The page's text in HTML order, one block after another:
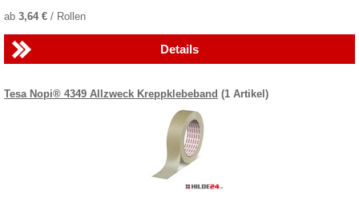
ab 3,64 € / Rollen
Details
Tesa Nopi® 4349 Allzweck Kreppklebeband (1 Artikel)